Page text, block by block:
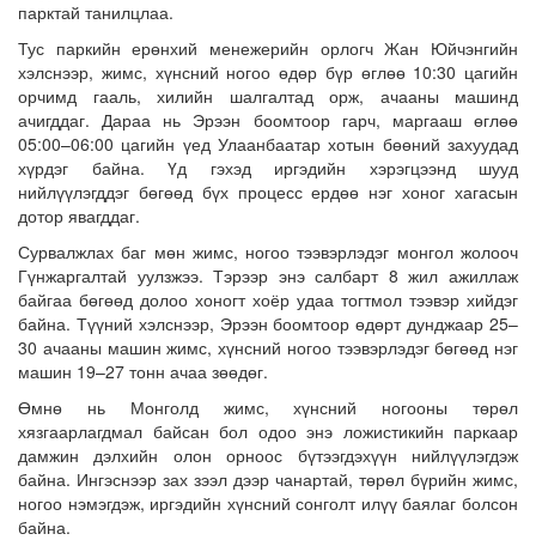
парктай танилцлаа.
Тус паркийн ерөнхий менежерийн орлогч Жан Юйчэнгийн
хэлснээр, жимс, хүнсний ногоо өдөр бүр өглөө 10:30 цагийн
орчимд гааль, хилийн шалгалтад орж, ачааны машинд
ачигддаг. Дараа нь Эрээн боомтоор гарч, маргааш өглөө
05:00–06:00 цагийн үед Улаанбаатар хотын бөөний захуудад
хүрдэг байна. Үд гэхэд иргэдийн хэрэгцээнд шууд
нийлүүлэгддэг бөгөөд бүх процесс ердөө нэг хоног хагасын
дотор явагддаг.
Сурвалжлах баг мөн жимс, ногоо тээвэрлэдэг монгол жолооч
Гүнжаргалтай уулзжээ. Тэрээр энэ салбарт 8 жил ажиллаж
байгаа бөгөөд долоо хоногт хоёр удаа тогтмол тээвэр хийдэг
байна. Түүний хэлснээр, Эрээн боомтоор өдөрт дунджаар 25–
30 ачааны машин жимс, хүнсний ногоо тээвэрлэдэг бөгөөд нэг
машин 19–27 тонн ачаа зөөдөг.
Өмнө нь Монголд жимс, хүнсний ногооны төрөл
хязгаарлагдмал байсан бол одоо энэ ложистикийн паркаар
дамжин дэлхийн олон орноос бүтээгдэхүүн нийлүүлэгдэж
байна. Ингэснээр зах зээл дээр чанартай, төрөл бүрийн жимс,
ногоо нэмэгдэж, иргэдийн хүнсний сонголт илүү баялаг болсон
байна.